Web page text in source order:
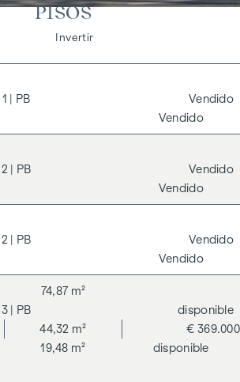
PISOS
Invertir
1 | PB
Vendido
Vendido
2 | PB
Vendido
Vendido
2 | PB
Vendido
Vendido
3 | PB
44,32 m²
74,87 m²
19,48 m²
€ 369.000
disponible
disponible